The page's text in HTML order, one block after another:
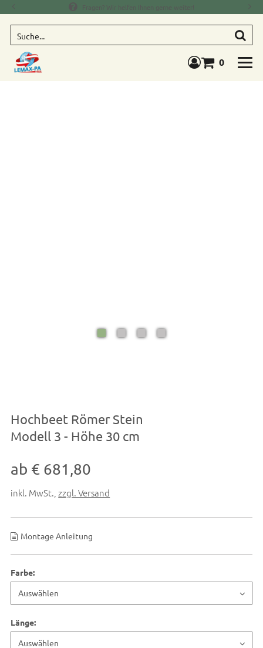
Fragen? Wir helfen Ihnen gerne weiter!
Warenkorb
0
Hochbeet Römer Stein
Modell 3 - Höhe 30 cm
ab € 681,80
inkl. MwSt. ,zzgl. Versand
Montage Anleitung
Farbe:
Länge: